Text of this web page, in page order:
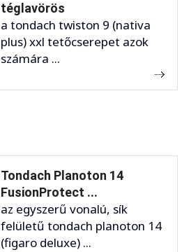
téglavörös
a tondach twiston 9 (nativa
plus) xxl tetőcserepet azok
számára ...
Tondach Planoton 14
FusionProtect ...
az egyszerű vonalú, sík
felületű tondach planoton 14
(figaro deluxe) ...